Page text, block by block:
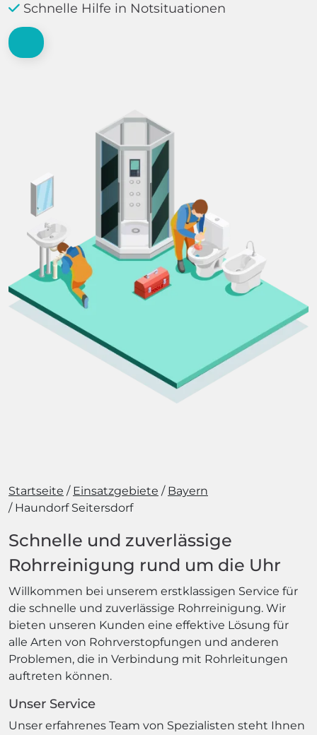
Schnelle Hilfe in Notsituationen
Startseite Einsatzgebiete
Bayern
Haundorf Seitersdorf
Schnelle und zuverlässige
Rohrreinigung rund um die Uhr
Willkommen bei unserem erstklassigen Service für
die schnelle und zuverlässige Rohrreinigung. Wir
bieten unseren Kunden eine effektive Lösung für
alle Arten von Rohrverstopfungen und anderen
Problemen, die in Verbindung mit Rohrleitungen
auftreten können.
Unser Service
Unser erfahrenes Team von Spezialisten steht Ihnen